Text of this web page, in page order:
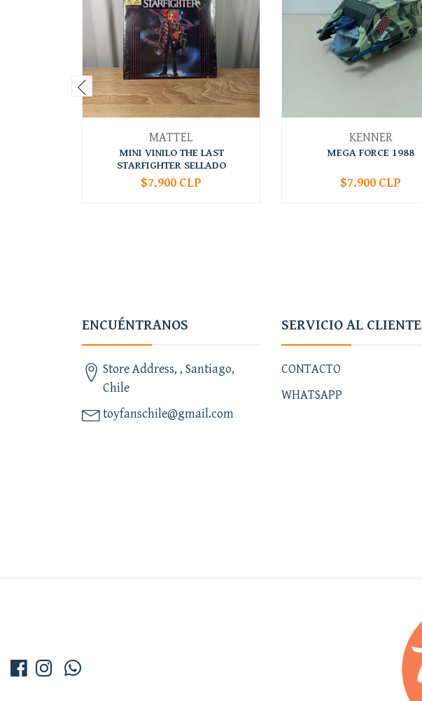
MATTEL
MINI VINILO THE LAST
STARFIGHTER SELLADO
+
$7.900 CLP
KENNER
MEGA FORCE 1988
+
$7.900 CLP
ENCUÉNTRANOS
Store Address, , Santiago,
Chile
toyfanschile@gmail.com
SERVICIO AL CLIENTE
CONTACTO
WHATSAPP